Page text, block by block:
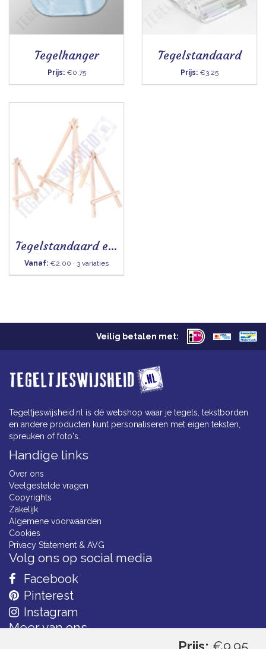
Tegelhanger
Prijs:€0.75
Tegelstandaard
Prijs: €3.25
Tegelstandaard ezel
Vanaf: €2.00 · 3 variaties
Veilig betalen met:
Tegeltjeswijsheid.nl is dé webshop waar je tegels, tekstborden
en andere producten kunt personaliseren met eigen teksten,
spreuken of foto's.
Handige links
Over ons
Veelgestelde vragen
Copyrights
Zakelijk
Algemene voorwaarden
Cookies
Privacy Statement & AVG
Volg ons op social media
Facebook
Pinterest
Instagram
Meer van ons